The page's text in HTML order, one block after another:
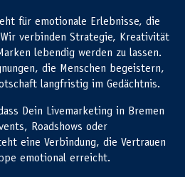
für emotionale Erlebnisse, die
verbinden Strategie, Kreativität
lebendig werden zu lassen.
die Menschen begeistern,
langfristig im Gedächtnis.
Dein Livemarketing in Bremen
Roadshows oder
eine Verbindung, die Vertrauen
emotional erreicht.